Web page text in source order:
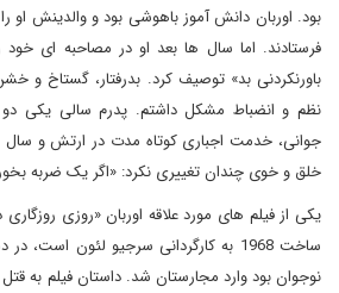
بود. اوربان دانش آموز باهوشی بود و والدینش او
فرستادند. اما سال ها بعد او در مصاحبه ای خود
باورنکردنی بد» توصیف کرد. بدرفتار، گستاخ و
نظم و انضباط مشکل داشتم. پدرم سالی یکی
جوانی، خدمت اجباری کوتاه مدت در ارتش و
خلق و خوی چندان تغییری نکرد: «اگر یک ضربه
یکی از فیلم های مورد علاقه اوربان «روزی
نوجوان بود وارد مجارستان شد. داستان فیلم به